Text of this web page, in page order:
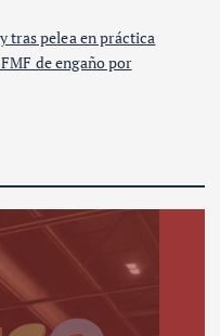
tras pelea en práctica
de engaño por